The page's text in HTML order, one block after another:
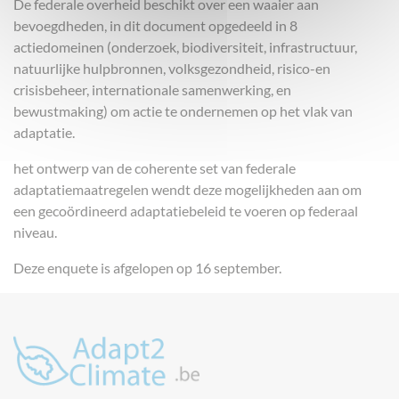
De federale overheid beschikt over een waaier aan
bevoegdheden, in dit document opgedeeld in 8
actiedomeinen (onderzoek, biodiversiteit, infrastructuur,
natuurlijke hulpbronnen, volksgezondheid, risico-en
crisisbeheer, internationale samenwerking, en
bewustmaking) om actie te ondernemen op het vlak van
adaptatie.
het ontwerp van de coherente set van federale
adaptatiemaatregelen wendt deze mogelijkheden aan om
een gecoördineerd adaptatiebeleid te voeren op federaal
niveau.
Deze enquete is afgelopen op 16 september.